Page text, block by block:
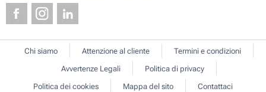
Chi siamo Attenzione al cliente
Termini e condizioni
Avvertenze Legali
Politica di privacy
Politica dei cookies
Mappa del sito Contattaci